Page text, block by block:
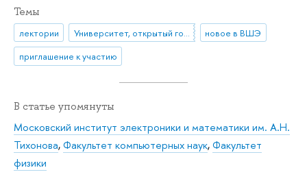
Темы
лектории
новое в ВШЭ
приглашение к участию
В статье упомянуты
Московский институт электроники и математики им. А.Н.
Тихонова,Факультет компьютерных наук,Факультет
физики